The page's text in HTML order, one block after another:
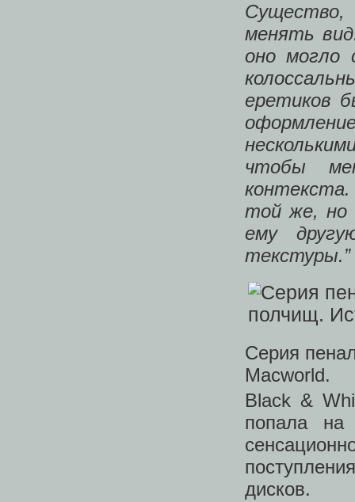
менять
оно могло
еретиков
чтобы
той же, но
ему
текстуры.”
Серия
Macworld.
Black &
попала
дисков.